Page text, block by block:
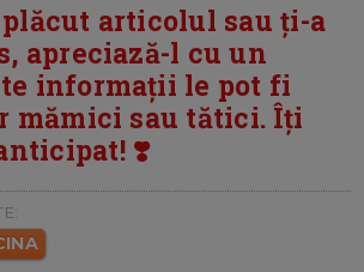
articolul sau ți-a
apreciază-l cu un
informații le pot fi
mămici sau tătici. Îți
❣️